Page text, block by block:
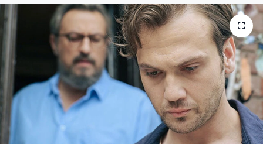
Tüm Manşetler
Son Dakika Haberleri
Haber Arşivi